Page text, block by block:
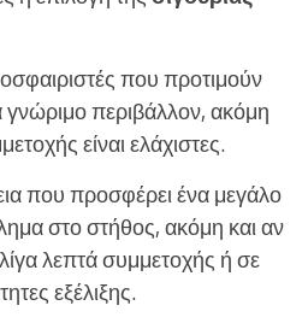
που προτιμούν
περιβάλλον, ακόμη
είναι ελάχιστες.
που προσφέρει ένα μεγάλο
στο στήθος, ακόμη και αν
λεπτά συμμετοχής ή σε
εξέλιξης.